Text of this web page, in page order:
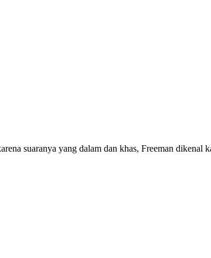
suaranya yang dalam dan khas, Freeman dikenal